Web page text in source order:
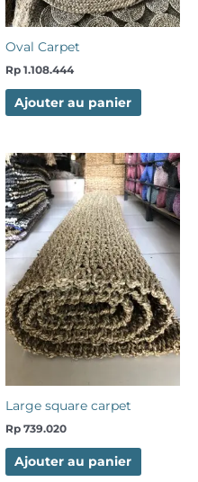
Oval Carpet
Rp 1.108.444
Ajouter au panier
Large square carpet
Rp 739.020
Ajouter au panier